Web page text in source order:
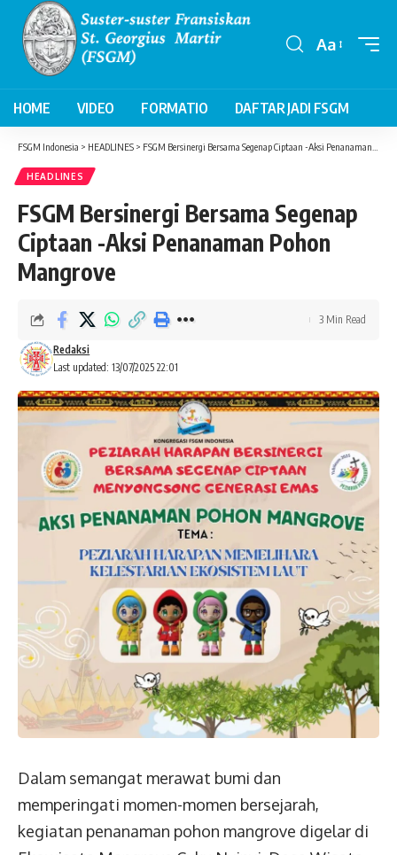
Font
Aa
HOME VIDEO FORMATIO DAFTAR JADI FSGM
FSGM Indonesia > HEADLINES > FSGM Bersinergi Bersama Segenap Ciptaan -Aksi Penanaman Pohon Mangrove
HEADLINES
FSGM Bersinergi Bersama Segenap
Ciptaan -Aksi Penanaman Pohon
Mangrove
Last updated: 13/07/2025 22:01
Redaksi
3 Min Read
Dalam semangat merawat bumi dan
memperingati momen-momen bersejarah,
kegiatan penanaman pohon mangrove digelar di